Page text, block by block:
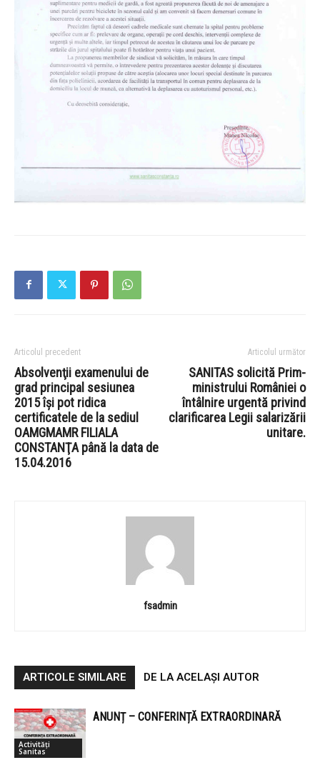
Articolul precedent
Absolvenţii examenului de
grad principal sesiunea
2015 îşi pot ridica
certificatele de la sediul
OAMGMAMR FILIALA
CONSTANŢA până la data de
15.04.2016
Articolul următor
SANITAS solicită Prim-
ministrului României o
întâlnire urgentă privind
clarificarea Legii salarizării
unitare.
fsadmin
ARTICOLE SIMILARE DE LA ACELAȘI AUTOR
Activități
Sanitas
ANUNȚ – CONFERINȚĂ EXTRAORDINARĂ